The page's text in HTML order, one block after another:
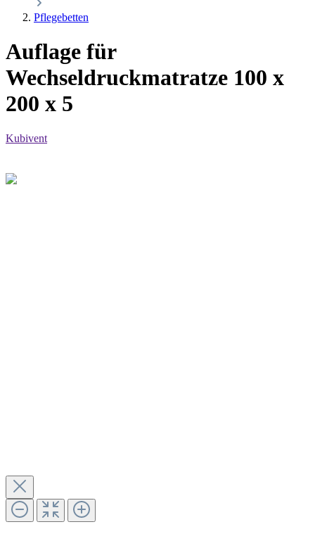
Pflegebetten
Auflage für
Wechseldruckmatratze 100 x
200 x 5
Kubivent